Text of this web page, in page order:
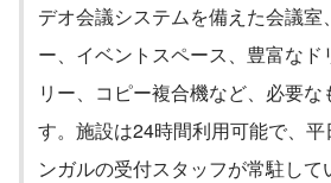
デオ会議システムを備えた会議室
ー、イベントスペース、豊富なド
リー、コピー複合機など、必要な
す。施設は24時間利用可能で、
ンガルの受付スタッフが常駐して